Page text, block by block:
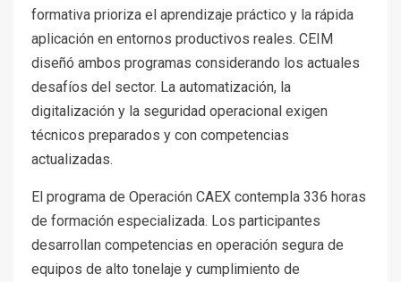
formativa prioriza el aprendizaje práctico y la rápida
aplicación en entornos productivos reales. CEIM
diseñó ambos programas considerando los actuales
desafíos del sector. La automatización, la
digitalización y la seguridad operacional exigen
técnicos preparados y con competencias
actualizadas.
El programa de Operación CAEX contempla 336 horas
de formación especializada. Los participantes
desarrollan competencias en operación segura de
equipos de alto tonelaje y cumplimiento de